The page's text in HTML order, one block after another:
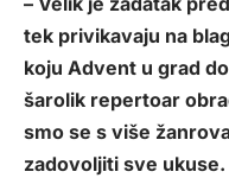
tek privikavaju na
koju Advent u grad
šarolik repertoar
smo se s više
zadovoljiti sve